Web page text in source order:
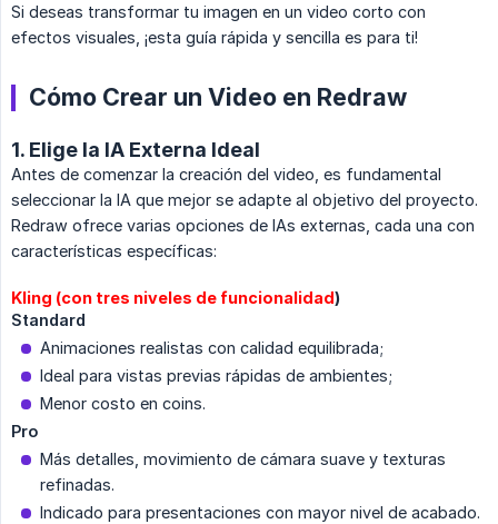
Si deseas transformar tu imagen en un video corto con
efectos visuales, ¡esta guía rápida y sencilla es para ti!
Cómo Crear un Video en Redraw
1. Elige la IA Externa Ideal
Antes de comenzar la creación del video, es fundamental
seleccionar la IA que mejor se adapte al objetivo del proyecto.
Redraw ofrece varias opciones de IAs externas, cada una con
características específicas:
Kling (con tres niveles de funcionalidad)
Standard
Animaciones realistas con calidad equilibrada;
Ideal para vistas previas rápidas de ambientes;
Menor costo en coins.
Pro
Más detalles, movimiento de cámara suave y texturas
refinadas.
Indicado para presentaciones con mayor nivel de acabado.